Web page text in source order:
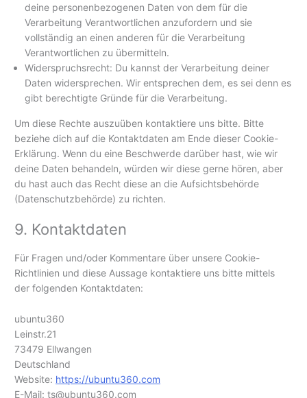
deine personenbezogenen Daten von dem für die
Verarbeitung Verantwortlichen anzufordern und sie
vollständig an einen anderen für die Verarbeitung
Verantwortlichen zu übermitteln.
Widerspruchsrecht: Du kannst der Verarbeitung deiner
Daten widersprechen. Wir entsprechen dem, es sei denn es
gibt berechtigte Gründe für die Verarbeitung.
Um diese Rechte auszuüben kontaktiere uns bitte. Bitte
beziehe dich auf die Kontaktdaten am Ende dieser Cookie-
Erklärung. Wenn du eine Beschwerde darüber hast, wie wir
deine Daten behandeln, würden wir diese gerne hören, aber
du hast auch das Recht diese an die Aufsichtsbehörde
(Datenschutzbehörde) zu richten.
9. Kontaktdaten
Für Fragen und/oder Kommentare über unsere Cookie-
Richtlinien und diese Aussage kontaktiere uns bitte mittels
der folgenden Kontaktdaten:
ubuntu360
Leinstr.21
73479 Ellwangen
Deutschland
Website: https://ubuntu360.com
E-Mail:ts@ubuntu360.com